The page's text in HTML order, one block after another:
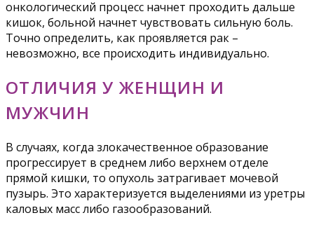
онкологический процесс начнет проходить дальше
кишок, больной начнет чувствовать сильную боль.
Точно определить, как проявляется рак –
невозможно, все происходить индивидуально.
ОТЛИЧИЯ У ЖЕНЩИН И
МУЖЧИН
В случаях, когда злокачественное образование
прогрессирует в среднем либо верхнем отделе
прямой кишки, то опухоль затрагивает мочевой
пузырь. Это характеризуется выделениями из уретры
каловых масс либо газообразований.